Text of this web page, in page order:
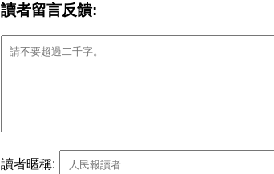
讀者留言反饋:
讀者暱稱: